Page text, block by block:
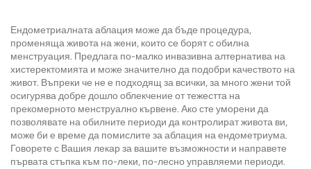
Ендометриалната аблация може да бъде процедура,
променяща живота на жени, които се борят с обилна
менструация. Предлага по-малко инвазивна алтернатива на
хистеректомията и може значително да подобри качеството на
живот. Въпреки че не е подходящ за всички, за много жени той
осигурява добре дошло облекчение от тежестта на
прекомерното менструално кървене. Ако сте уморени да
позволявате на обилните периоди да контролират живота ви,
може би е време да помислите за аблация на ендометриума.
Говорете с Вашия лекар за вашите възможности и направете
първата стъпка към по-леки, по-лесно управляеми периоди.